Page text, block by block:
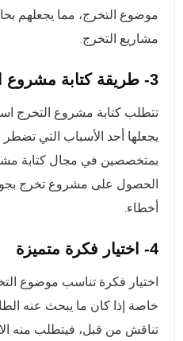
موضوع التخرج، مما يجعلهم
مشاريع التخرج.
3- طريقة كتابة مشروع التخرج
تتطلب كتابة مشروع التخرج
يجعلها أحد الأسباب التي تضطر
بمتخصصين في مجال كتابة
الحصول على مشروع تخرج
أخطاء.
4- اختيار فكرة متميزة
اختيار فكرة تناسب موضوع
خاصة إذا كان ما يبحث عنه
تناقش من قبل، فيتطلب منه